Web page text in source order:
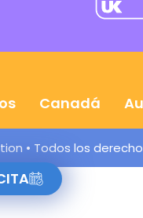
Canadá
• Todos los